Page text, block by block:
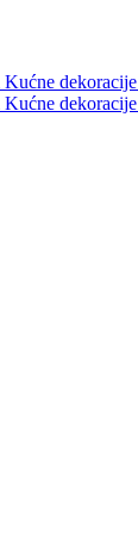
Kućne dekoracije
Kućne dekoracije